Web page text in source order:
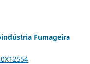
Fumageira